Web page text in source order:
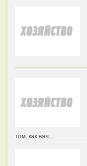
том, как нач...